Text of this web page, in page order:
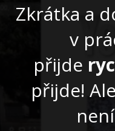
Zkrátka a
v
přijde
přijde!